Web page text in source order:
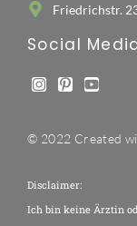
Friedrichstr.
Social
© 2022 Created
Disclaimer:
Ich bin keine Ärztin